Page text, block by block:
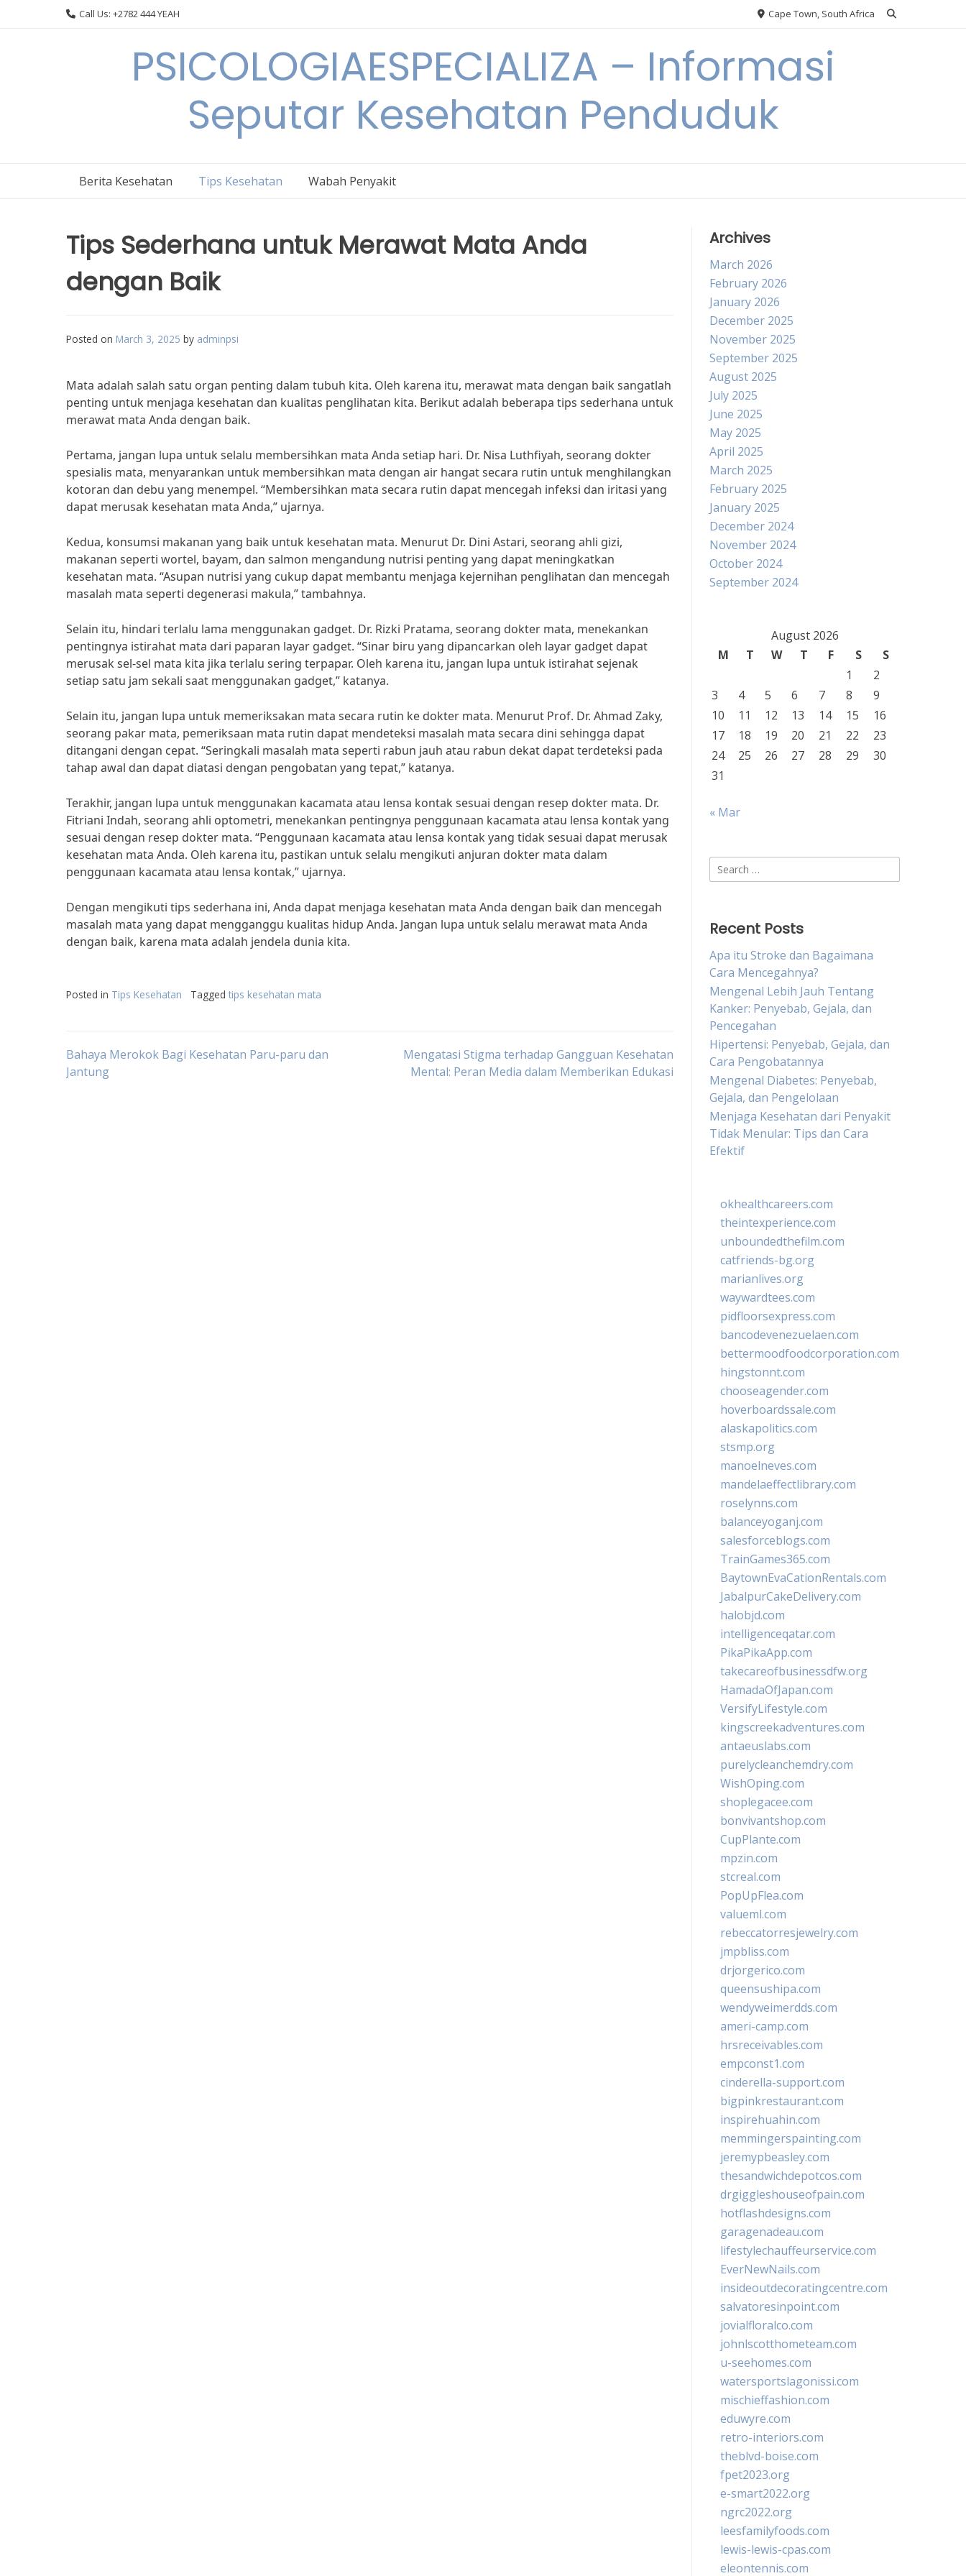
Call Us: +2782 444 YEAH Cape Town, South Africa
PSICOLOGIAESPECIALIZA – Informasi
Seputar Kesehatan Penduduk
Berita Kesehatan Tips Kesehatan Wabah Penyakit
Tips Sederhana untuk Merawat Mata Anda
dengan Baik
Posted on March 3, 2025 by adminpsi
Mata adalah salah satu organ penting dalam tubuh kita. Oleh karena itu, merawat mata dengan baik sangatlah
penting untuk menjaga kesehatan dan kualitas penglihatan kita. Berikut adalah beberapa tips sederhana untuk
merawat mata Anda dengan baik.
Pertama, jangan lupa untuk selalu membersihkan mata Anda setiap hari. Dr. Nisa Luthfiyah, seorang dokter
spesialis mata, menyarankan untuk membersihkan mata dengan air hangat secara rutin untuk menghilangkan
kotoran dan debu yang menempel. “Membersihkan mata secara rutin dapat mencegah infeksi dan iritasi yang
dapat merusak kesehatan mata Anda,” ujarnya.
Kedua, konsumsi makanan yang baik untuk kesehatan mata. Menurut Dr. Dini Astari, seorang ahli gizi,
makanan seperti wortel, bayam, dan salmon mengandung nutrisi penting yang dapat meningkatkan
kesehatan mata. “Asupan nutrisi yang cukup dapat membantu menjaga kejernihan penglihatan dan mencegah
masalah mata seperti degenerasi makula,” tambahnya.
Selain itu, hindari terlalu lama menggunakan gadget. Dr. Rizki Pratama, seorang dokter mata, menekankan
pentingnya istirahat mata dari paparan layar gadget. “Sinar biru yang dipancarkan oleh layar gadget dapat
merusak sel-sel mata kita jika terlalu sering terpapar. Oleh karena itu, jangan lupa untuk istirahat sejenak
setiap satu jam sekali saat menggunakan gadget,” katanya.
Selain itu, jangan lupa untuk memeriksakan mata secara rutin ke dokter mata. Menurut Prof. Dr. Ahmad Zaky,
seorang pakar mata, pemeriksaan mata rutin dapat mendeteksi masalah mata secara dini sehingga dapat
ditangani dengan cepat. “Seringkali masalah mata seperti rabun jauh atau rabun dekat dapat terdeteksi pada
tahap awal dan dapat diatasi dengan pengobatan yang tepat,” katanya.
Terakhir, jangan lupa untuk menggunakan kacamata atau lensa kontak sesuai dengan resep dokter mata. Dr.
Fitriani Indah, seorang ahli optometri, menekankan pentingnya penggunaan kacamata atau lensa kontak yang
sesuai dengan resep dokter mata. “Penggunaan kacamata atau lensa kontak yang tidak sesuai dapat merusak
kesehatan mata Anda. Oleh karena itu, pastikan untuk selalu mengikuti anjuran dokter mata dalam
penggunaan kacamata atau lensa kontak,” ujarnya.
Dengan mengikuti tips sederhana ini, Anda dapat menjaga kesehatan mata Anda dengan baik dan mencegah
masalah mata yang dapat mengganggu kualitas hidup Anda. Jangan lupa untuk selalu merawat mata Anda
dengan baik, karena mata adalah jendela dunia kita.
Posted in Tips Kesehatan Tagged tips kesehatan mata
Post
Bahaya Merokok Bagi Kesehatan Paru-paru dan
Jantung
Mengatasi Stigma terhadap Gangguan Kesehatan
Mental: Peran Media dalam Memberikan Edukasi
Archives
March 2026
February 2026
January 2026
December 2025
November 2025
September 2025
August 2025
July 2025
June 2025
May 2025
April 2025
March 2025
February 2025
January 2025
December 2024
November 2024
October 2024
September 2024
August 2026
M
T W T F S
S
1
2
3
4 5 6 7 8
9
10
11 12 13 14 15
16
17
18 19 20 21 22
23
24
25 26 27 28 29
30
31
« Mar
Search
for:
Recent Posts
Apa itu Stroke dan Bagaimana
Cara Mencegahnya?
Mengenal Lebih Jauh Tentang
Kanker: Penyebab, Gejala, dan
Pencegahan
Hipertensi: Penyebab, Gejala, dan
Cara Pengobatannya
Mengenal Diabetes: Penyebab,
Gejala, dan Pengelolaan
Menjaga Kesehatan dari Penyakit
Tidak Menular: Tips dan Cara
Efektif
okhealthcareers.com
theintexperience.com
unboundedthefilm.com
catfriends-bg.org
marianlives.org
waywardtees.com
pidfloorsexpress.com
bancodevenezuelaen.com
bettermoodfoodcorporation.com
hingstonnt.com
chooseagender.com
hoverboardssale.com
alaskapolitics.com
stsmp.org
manoelneves.com
mandelaeffectlibrary.com
roselynns.com
balanceyoganj.com
salesforceblogs.com
TrainGames365.com
BaytownEvaCationRentals.com
JabalpurCakeDelivery.com
halobjd.com
intelligenceqatar.com
PikaPikaApp.com
takecareofbusinessdfw.org
HamadaOfJapan.com
VersifyLifestyle.com
kingscreekadventures.com
antaeuslabs.com
purelycleanchemdry.com
WishOping.com
shoplegacee.com
bonvivantshop.com
CupPlante.com
mpzin.com
stcreal.com
PopUpFlea.com
valueml.com
rebeccatorresjewelry.com
jmpbliss.com
drjorgerico.com
queensushipa.com
wendyweimerdds.com
ameri-camp.com
hrsreceivables.com
empconst1.com
cinderella-support.com
bigpinkrestaurant.com
inspirehuahin.com
memmingerspainting.com
jeremypbeasley.com
thesandwichdepotcos.com
drgiggleshouseofpain.com
hotflashdesigns.com
garagenadeau.com
lifestylechauffeurservice.com
EverNewNails.com
insideoutdecoratingcentre.com
salvatoresinpoint.com
jovialfloralco.com
johnlscotthometeam.com
u-seehomes.com
watersportslagonissi.com
mischieffashion.com
eduwyre.com
retro-interiors.com
theblvd-boise.com
fpet2023.org
e-smart2022.org
ngrc2022.org
leesfamilyfoods.com
lewis-lewis-cpas.com
eleontennis.com